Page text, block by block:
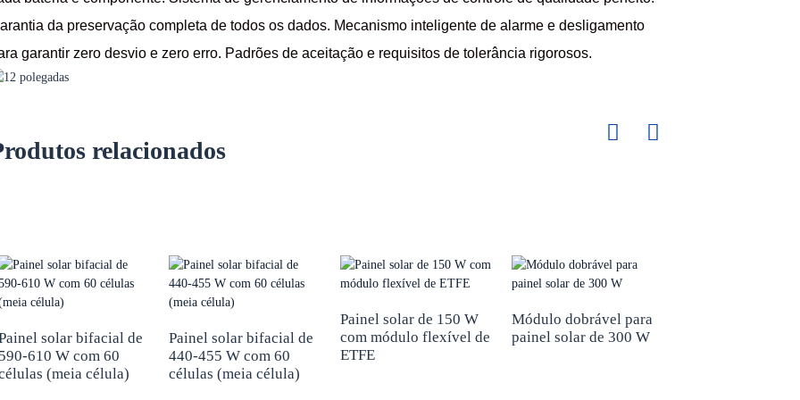
da preservação completa de todos os dados. Mecanismo inteligente de alarme e desligamento
garantir zero desvio e zero erro. Padrões de aceitação e requisitos de tolerância rigorosos.
relacionados
solar bifacial de
610 W com 60
(meia célula)
Painel solar bifacial de
440-455 W com 60
células (meia célula)
Painel solar de 150 W
com módulo flexível de
ETFE
Módulo dobrável para
painel solar de 300 W